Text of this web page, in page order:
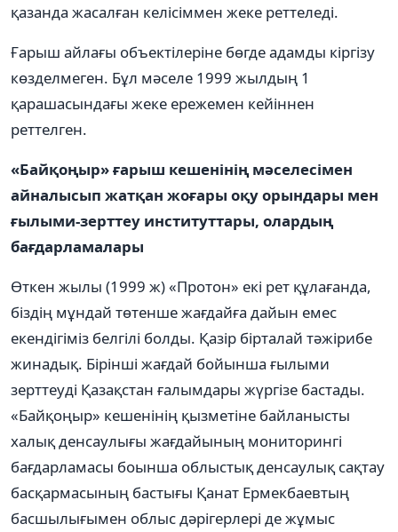
қазанда жасалған келісіммен жеке реттеледі.
Ғарыш айлағы объектілеріне бөгде адамды кіргізу
көзделмеген. Бұл мәселе 1999 жылдың 1
қарашасындағы жеке ережемен кейіннен
реттелген.
«Байқоңыр» ғарыш кешенінің мәселесімен
айналысып жатқан жоғары оқу орындары мен
ғылыми-зерттеу институттары, олардың
бағдарламалары
Өткен жылы (1999 ж) «Протон» екі рет құлағанда,
біздің мұндай төтенше жағдайға дайын емес
екендігіміз белгілі болды. Қазір бірталай тәжірибе
жинадық. Бірінші жағдай бойынша ғылыми
зерттеуді Қазақстан ғалымдары жүргізе бастады.
«Байқоңыр» кешенінің қызметіне байланысты
халық денсаулығы жағдайының мониторингі
бағдарламасы боынша облыстық денсаулық сақтау
басқармасының бастығы Қанат Ермекбаевтың
басшылығымен облыс дәрігерлері де жұмыс